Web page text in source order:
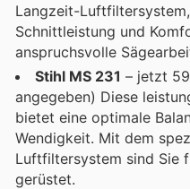
Langzeit-
Schnittleistung und
anspruchsvolle
Stihl MS 231 – jetzt
angegeben) Diese
bietet eine optimale
Wendigkeit. Mit dem
Luftfiltersystem sind Sie
gerüstet.